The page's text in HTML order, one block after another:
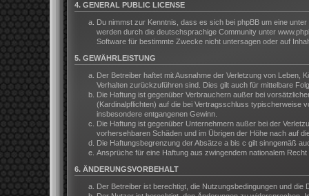
4. GENERAL PUBLIC LICENSE
Du nimmst zur Kenntnis, dass es sich bei phpBB um eine unter
werden durch die deutschsprachige Community unter
Software für bestimmte Zwecke nicht untersagen oder auf
5. GEWÄHRLEISTUNG
Der Betreiber haftet mit Ausnahme der Verletzung von
Verhalten zurückzuführen sind. Dies gilt auch für mittelbare
Die Haftung ist gegenüber Verbrauchern außer bei
(Kardinalpflichten) auf die bei Vertragsschluss typischerweise
insbesondere entgangenen Gewinn.
Die Haftung ist gegenüber Unternehmern außer bei der
vorhersehbaren Schäden und im Übrigen der Höhe nach auf
Die Haftungsbegrenzung der Absätze a bis c gilt sinngemäß
Ansprüche für eine Haftung aus zwingendem nationalem Recht
6. ÄNDERUNGSVORBEHALT
Der Betreiber ist berechtigt, die Nutzungsbedingungen und